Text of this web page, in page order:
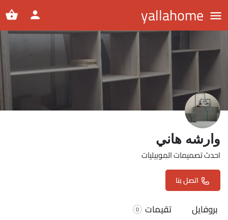
yallahome
وارشه هاني
احدث تصميمات الموبيليات
اتصل بنا
بروفايل تقيمات 0